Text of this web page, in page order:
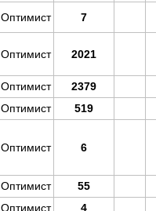
Оптимист 7
Оптимист 2021
Оптимист
2379
Оптимист 519
Оптимист 6
Оптимист
55
Оптимист 4